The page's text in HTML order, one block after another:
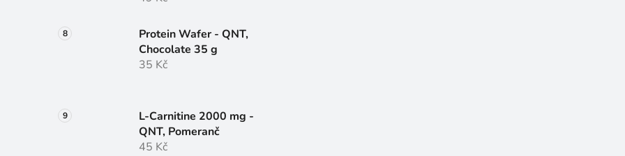
Protein Wafer - QNT,
Chocolate 35 g
35 Kč
L-Carnitine 2000 mg -
QNT, Pomeranč
45 Kč